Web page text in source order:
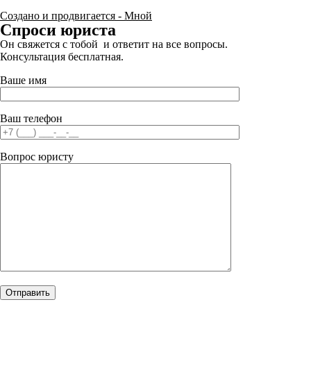
Создано и продвигается - Мной
Спроси юриста
Он свяжется с тобой и ответит на все вопросы.
Консультация бесплатная.
Ваше имя
Ваш телефон
Вопрос юристу